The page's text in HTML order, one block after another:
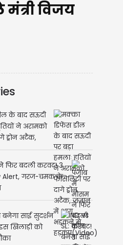
विजय
के बाद सऊदी
ने अरामको
ड्रोन अटैक,
से
फिर बदली करवट! 3
Alert, गरज-चमक के
बनेगा साई सुदर्शन
खिलाड़ी को